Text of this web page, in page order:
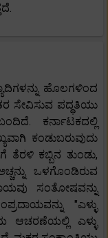
ಹೊಲಗಳಿಂದ
ಸೇವಿಸುವ ಪದ್ಧತಿಯು
ಕರ್ನಾಟಕದಲ್ಲಿ
ಕಂಡುಬರುವುದು
ಕಬ್ಬಿನ ತುಂಡು,
ಒಳಗೊಂಡಿರುವ
ಸಂತೋಷವನ್ನು
"ಎಳ್ಳು
ಆಚರಣೆಯಲ್ಲಿ ಎಳ್ಳು